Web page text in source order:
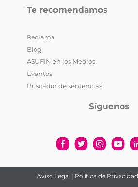
Te recomendamos
Reclama
Blog
ASUFIN en los Medios
Eventos
Buscador de sentencias
Síguenos
Aviso Legal | Política de Privacidad